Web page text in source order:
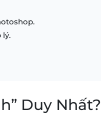
lý.
Duy Nhất?